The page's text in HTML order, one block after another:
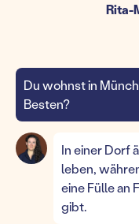
Rita-
Du wohnst in
Besten?
In einer Dorf
leben,
eine Fülle an
gibt.